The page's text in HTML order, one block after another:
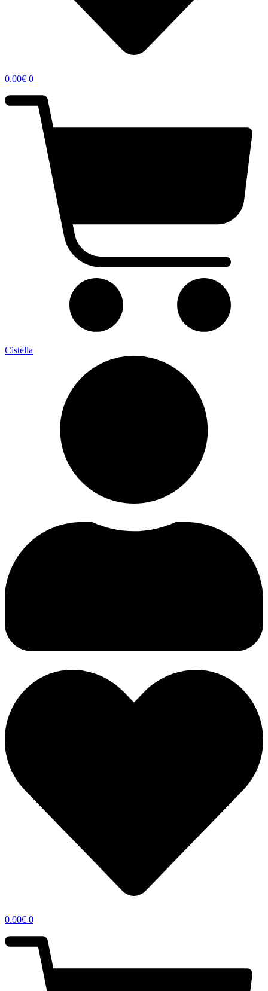
0.00€ 0
Cistella
0.00€ 0